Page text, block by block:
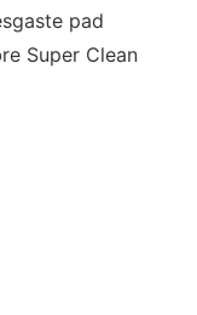
pad
Super Clean